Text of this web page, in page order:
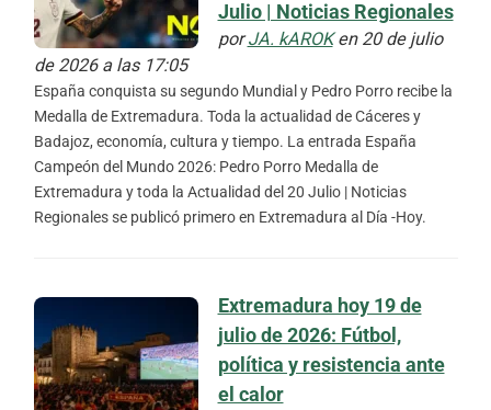
Julio | Noticias Regionales
porJA. kAROKen 20 de julio
de 2026 a las 17:05
España conquista su segundo Mundial y Pedro Porro recibe la
Medalla de Extremadura. Toda la actualidad de Cáceres y
Badajoz, economía, cultura y tiempo. La entrada España
Campeón del Mundo 2026: Pedro Porro Medalla de
Extremadura y toda la Actualidad del 20 Julio | Noticias
Regionales se publicó primero en Extremadura al Día -Hoy.
Extremadura hoy 19 de
julio de 2026: Fútbol,
política y resistencia ante
el calor